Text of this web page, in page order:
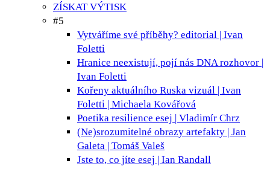
ZÍSKAT VÝTISK
#5
Vytváříme své příběhy? editorial | Ivan
Foletti
Hranice neexistují, pojí nás DNA rozhovor |
Ivan Foletti
Kořeny aktuálního Ruska vizuál | Ivan
Foletti | Michaela Kovářová
Poetika resilience esej | Vladimír Chrz
(Ne)srozumitelné obrazy artefakty | Jan
Galeta | Tomáš Valeš
Jste to, co jíte esej | Ian Randall